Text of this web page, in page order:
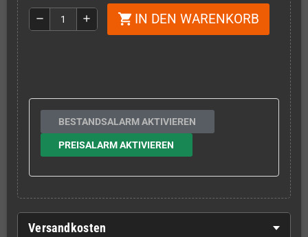
remove add shopping_cart IN DEN WARENKORB
BESTANDSALARM AKTIVIEREN
PREISALARM AKTIVIEREN
Versandkosten